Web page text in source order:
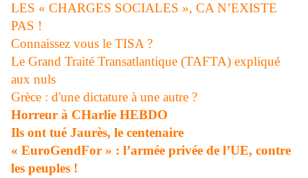
LES « CHARGES SOCIALES », CA N’EXISTE
PAS !
Connaissez vous le TISA ?
Le Grand Traité Transatlantique (TAFTA) expliqué
aux nuls
Grèce : d'une dictature à une autre ?
Horreur à CHarlie HEBDO
Ils ont tué Jaurès, le centenaire
« EuroGendFor » : l’armée privée de l’UE, contre
les peuples !